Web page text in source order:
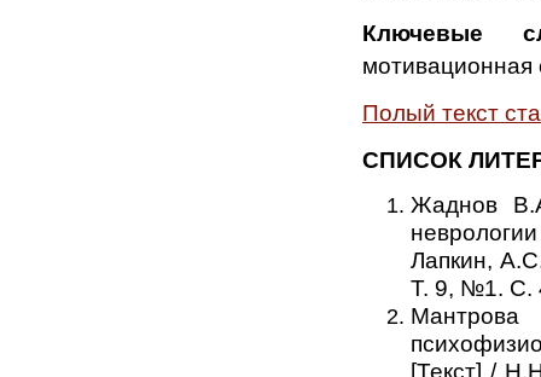
Ключевые
Полый текст
СПИСОК
Жаднов
Лапкин,
Т. 9, №1. С.
[Текст] /